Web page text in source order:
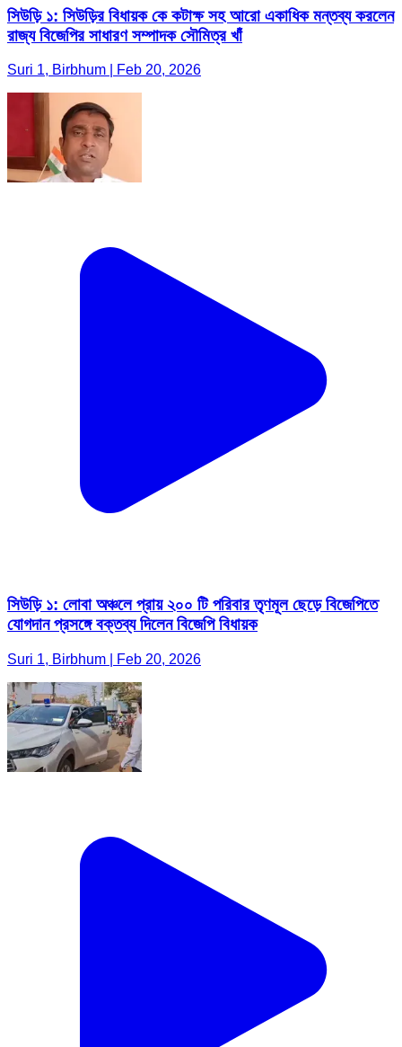
সিউড়ি ১: সিউড়ির বিধায়ক কে কটাক্ষ সহ আরো একাধিক মন্তব্য করলেন
রাজ্য বিজেপির সাধারণ সম্পাদক সৌমিত্র খাঁ
Suri 1, Birbhum | Feb 20, 2026
সিউড়ি ১: লোবা অঞ্চলে প্রায় ২০০ টি পরিবার তৃণমূল ছেড়ে বিজেপিতে
যোগদান প্রসঙ্গে বক্তব্য দিলেন বিজেপি বিধায়ক
Suri 1, Birbhum | Feb 20, 2026